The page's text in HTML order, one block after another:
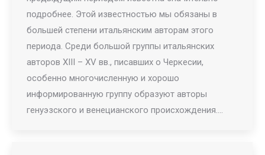
подробнее. Этой известностью мы обязаны в
большей степени итальянским авторам этого
периода. Среди большой группы итальянских
авторов ХIII – XV вв., писавших о Черкесии,
особенно многочисленную и хорошо
информированную группу образуют авторы
генуэзского и венецианского происхождения.…